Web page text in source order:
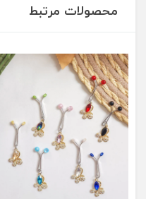
محصولات مرتبط